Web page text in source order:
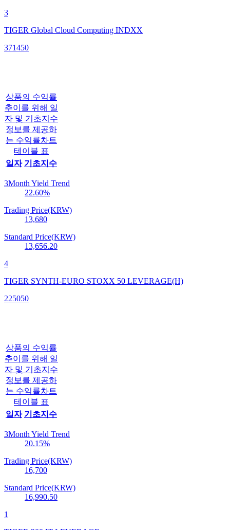
3
TIGER Global Cloud Computing INDXX
371450
상품의 수익률
추이를 위해 일
자 및 기초지수
정보를 제공하
는 수익률차트
테이블 표
일자 기초지수
3Month Yield Trend
22.60%
Trading Price(KRW)
13,680
Standard Price(KRW)
13,656.20
4
TIGER SYNTH-EURO STOXX 50 LEVERAGE(H)
225050
상품의 수익률
추이를 위해 일
자 및 기초지수
정보를 제공하
는 수익률차트
테이블 표
일자 기초지수
3Month Yield Trend
20.15%
Trading Price(KRW)
16,700
Standard Price(KRW)
16,990.50
1